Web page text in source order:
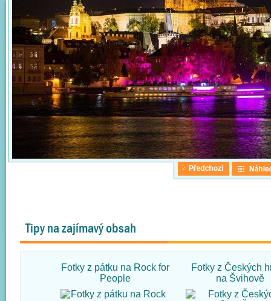
Tipy na zajímavý obsah
Fotky z pátku na Rock for
People
Fotky z Českých
na Švihově